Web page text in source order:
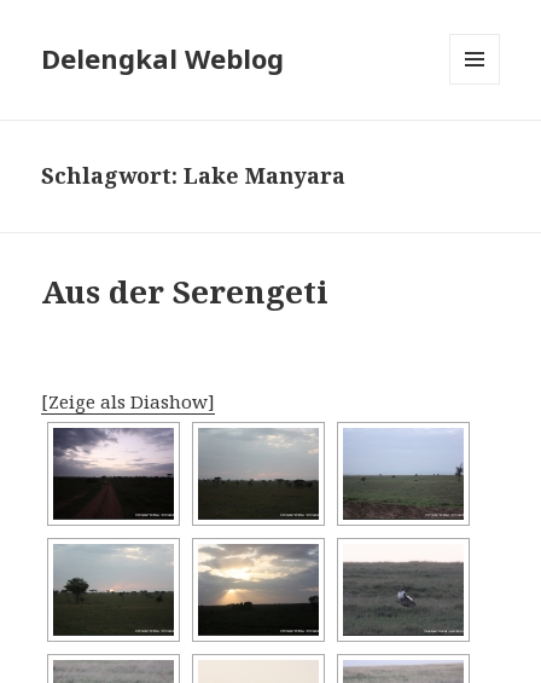
Delengkal Weblog
Schlagwort:Lake Manyara
Aus der Serengeti
[Zeige als Diashow]